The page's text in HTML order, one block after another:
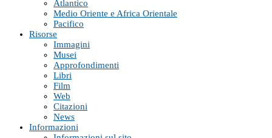
Atlantico
Medio Oriente e Africa Orientale
Pacifico
Risorse
Immagini
Musei
Approfondimenti
Libri
Film
Web
Citazioni
News
Informazioni